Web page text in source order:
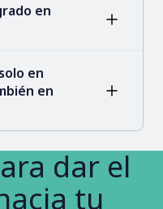
en
en
en
dar el
tu